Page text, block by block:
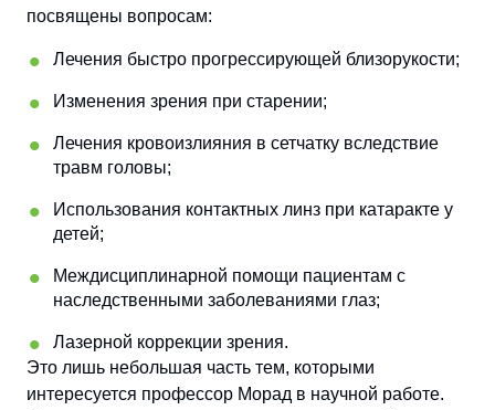
посвящены вопросам:
Лечения быстро прогрессирующей близорукости;
Изменения зрения при старении;
Лечения кровоизлияния в сетчатку вследствие
травм головы;
Использования контактных линз при катаракте у
детей;
Междисциплинарной помощи пациентам с
наследственными заболеваниями глаз;
Лазерной коррекции зрения.
Это лишь небольшая часть тем, которыми
интересуется профессор Морад в научной работе.